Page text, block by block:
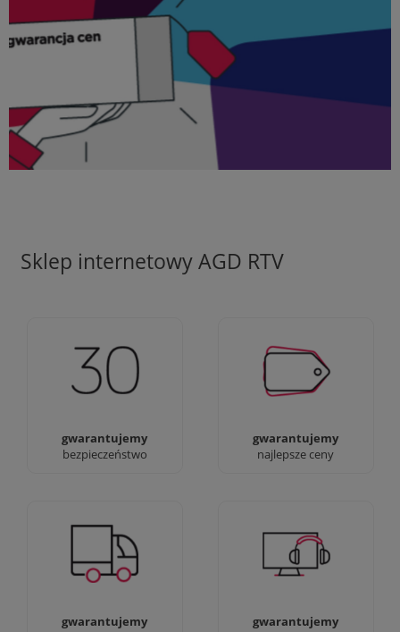
Sklep internetowy AGD RTV
gwarantujemy
bezpieczeństwo
Jesteśmy firmą z 30-
gwarantujemy
najlepsze ceny
Ciężko pracujemy aby
zapewnić najlepsze
gwarantujemy
90% dostaw następnego
dnia, bez dopłat!
gwarantujemy
Jesteśmy prawdziwi :)
możesz przyjść i